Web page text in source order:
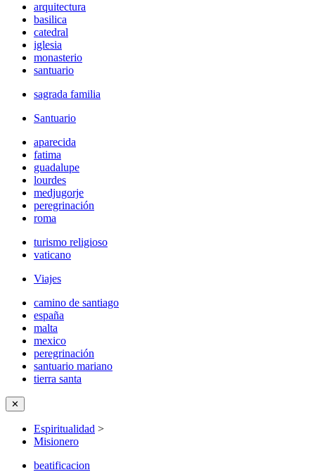
arquitectura
basilica
catedral
iglesia
monasterio
santuario
sagrada familia
Santuario
aparecida
fatima
guadalupe
lourdes
medjugorje
peregrinación
roma
turismo religioso
vaticano
Viajes
camino de santiago
españa
malta
mexico
peregrinación
santuario mariano
tierra santa
✕
Espiritualidad >
Misionero
beatificacion